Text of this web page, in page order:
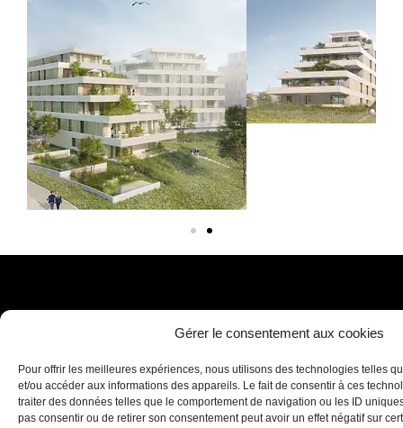
Gérer le consentement aux cookies
Pour offrir les meilleures expériences, nous utilisons des technologies telles
et/ou accéder aux informations des appareils. Le fait de consentir à ces
traiter des données telles que le comportement de navigation ou les ID
pas consentir ou de retirer son consentement peut avoir un effet négatif sur
Savoisienne Habitat
Architecte
Années de réalisation
Surface